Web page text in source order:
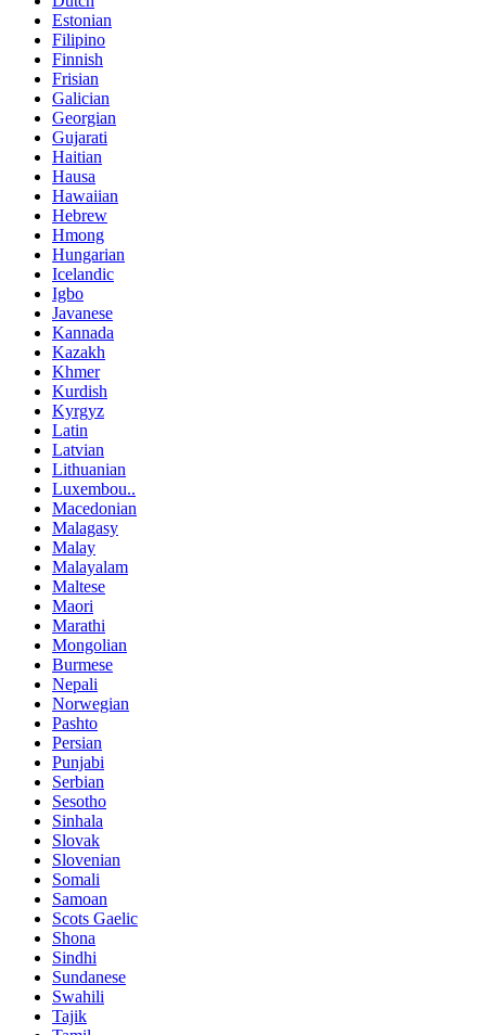
Estonian
Filipino
Finnish
Frisian
Galician
Georgian
Gujarati
Haitian
Hausa
Hawaiian
Hebrew
Hmong
Hungarian
Icelandic
Igbo
Javanese
Kannada
Kazakh
Khmer
Kurdish
Kyrgyz
Latin
Latvian
Lithuanian
Luxembou..
Macedonian
Malagasy
Malay
Malayalam
Maltese
Maori
Marathi
Mongolian
Burmese
Nepali
Norwegian
Pashto
Persian
Punjabi
Serbian
Sesotho
Sinhala
Slovak
Slovenian
Somali
Samoan
Scots Gaelic
Shona
Sindhi
Sundanese
Swahili
Tajik